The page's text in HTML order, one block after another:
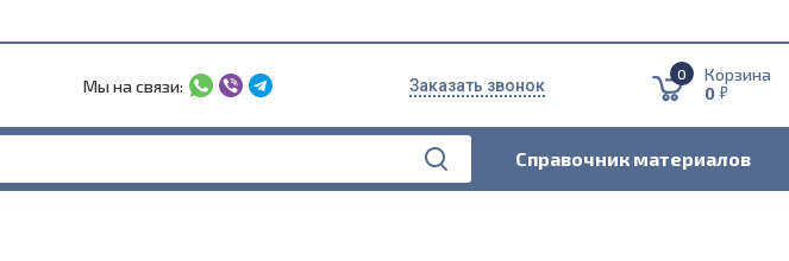
Мы на связи: Заказать звонок
0
Корзина
0 5
Справочник материалов